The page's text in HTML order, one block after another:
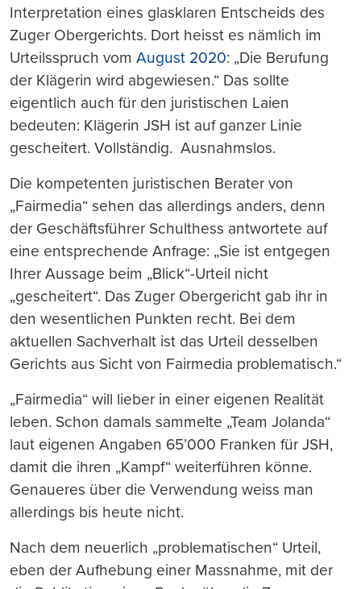
Interpretation eines glasklaren Entscheids des
Zuger Obergerichts. Dort heisst es nämlich im
Urteilsspruch vom August 2020: „Die Berufung
der Klägerin wird abgewiesen.“ Das sollte
eigentlich auch für den juristischen Laien
bedeuten: Klägerin JSH ist auf ganzer Linie
gescheitert. Vollständig. Ausnahmslos.
Die kompetenten juristischen Berater von
„Fairmedia“ sehen das allerdings anders, denn
der Geschäftsführer Schulthess antwortete auf
eine entsprechende Anfrage: „Sie ist entgegen
Ihrer Aussage beim „Blick“-Urteil nicht
„gescheitert“. Das Zuger Obergericht gab ihr in
den wesentlichen Punkten recht. Bei dem
aktuellen Sachverhalt ist das Urteil desselben
Gerichts aus Sicht von Fairmedia problematisch.“
„Fairmedia“ will lieber in einer eigenen Realität
leben. Schon damals sammelte „Team Jolanda“
laut eigenen Angaben 65’000 Franken für JSH,
damit die ihren „Kampf“ weiterführen könne.
Genaueres über die Verwendung weiss man
allerdings bis heute nicht.
Nach dem neuerlich „problematischen“ Urteil,
eben der Aufhebung einer Massnahme, mit der